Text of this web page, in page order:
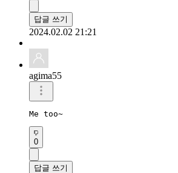
답글 쓰기
2024.02.02 21:21
agima55
Me too~
0
답글 쓰기